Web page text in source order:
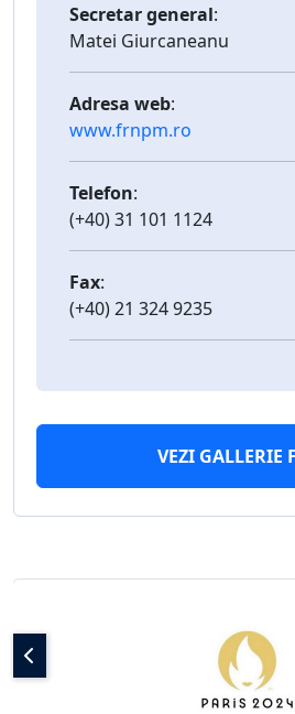
Secretar general:
Matei Giurcaneanu
Adresa web:
www.frnpm.ro
Telefon:
(+40) 31 101 1124
Fax:
(+40) 21 324 9235
VEZI GALLERIE